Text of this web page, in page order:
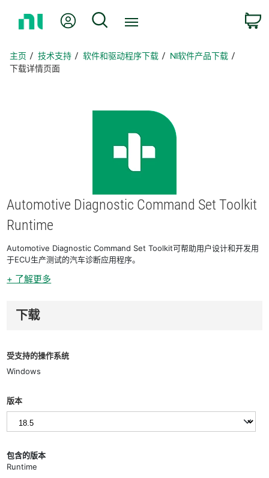
页
我的账户 搜索
主页 技术支持 软件和驱动程序下载
NI软件产品下载
下载详情页面
Automotive Diagnostic Command Set Toolkit
Runtime
Automotive Diagnostic Command Set Toolkit可帮助用户设计和开发用
于ECU生产测试的汽车诊断应用程序。
+ 了解更多
下载
受支持的操作系统
Windows
版本
包含的版本
Runtime